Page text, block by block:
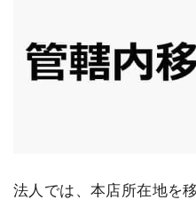
法人では、本店所在地を